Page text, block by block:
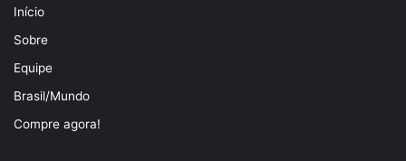
Início
Sobre
Equipe
Brasil/Mundo
Compre agora!